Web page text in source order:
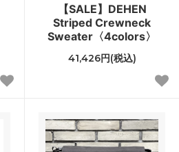
【SALE】DEHEN
Striped Crewneck
Sweater〈4colors〉
41,426円(税込)